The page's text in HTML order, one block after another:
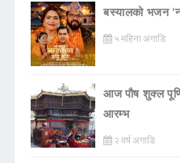
बस्यालको भजन
५ महिना अगाडि
आज पौष शुक्ल
आरम्भ
२ वर्ष अगाडि